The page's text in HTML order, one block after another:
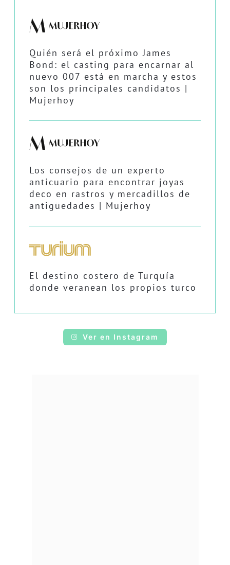
Quién será el próximo James
Bond: el casting para encarnar al
nuevo 007 está en marcha y estos
son los principales candidatos |
Mujerhoy
Los consejos de un experto
anticuario para encontrar joyas
deco en rastros y mercadillos de
antigüedades | Mujerhoy
El destino costero de Turquía
donde veranean los propios turco
Ver en Instagram